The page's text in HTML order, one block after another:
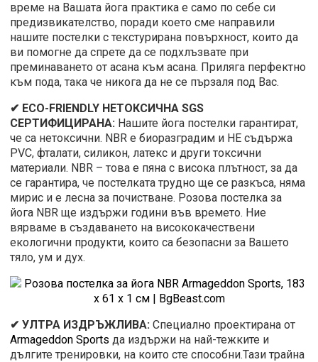
време на Вашата йога практика е само по себе си
предизвикателство, поради което сме направили
нашите постелки с текстурирана повърхност, които да
ви помогне да спрете да се подхлъзвате при
преминаването от асана към асана. Приляга перфектно
към пода, така че никога да не се пързаля под Вас.
✔ ECO-FRIENDLY НЕТОКСИЧНА SGS
СЕРТИФИЦИРАНА: Нашите йога постелки гарантират,
че са нетоксични. NBR е биоразградим и НЕ съдържа
PVC, фталати, силикон, латекс и други токсични
материали. NBR – това е пяна с висока плътност, за да
се гарантира, че постелката трудно ще се разкъса, няма
мирис и е лесна за почистване. Розова постелка за
йога NBR ще издържи години във времето. Ние
вярваме в създаването на висококачествени
екологични продукти, които са безопасни за Вашето
тяло, ум и дух.
✔ УЛТРА ИЗДРЪЖЛИВА:Специално проектирана от
Armageddon Sports да издържи на най-тежките и
дългите тренировки, на които сте способни.Тази трайна